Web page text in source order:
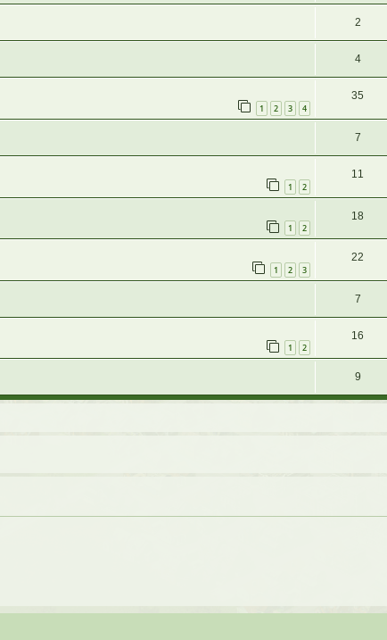
2
4
1 2 3 4
35
7
1 2
11
1 2
18
1 2 3
22
7
1 2
16
9